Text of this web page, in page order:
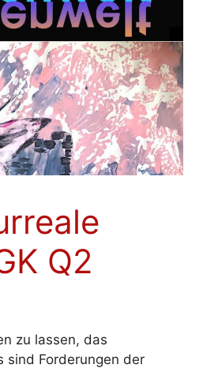
Q2
zu lassen, das
sind Forderungen der